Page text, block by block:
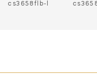
cs3658flb-l